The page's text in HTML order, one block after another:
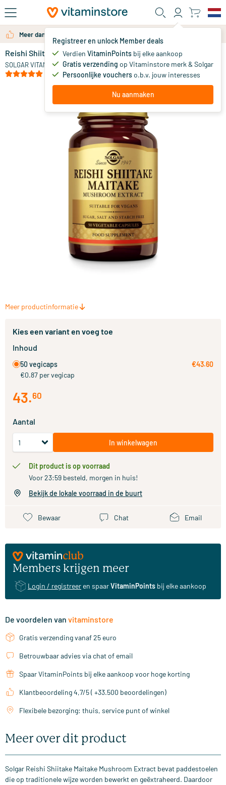
Ga naar de hoofdinhoud
Registreer en unlock Member deals
Verdien VitaminPoints bij elke aankoop
Gratis verzending op Vitaminstore merk & Solgar
Persoonlijke voucherso.b.v. jouw interesses
Nu aanmaken
Meer dan 325.000 tevreden klanten per jaar
Reishi Shiitake Maitake Extract
SOLGAR VITAMINS
43.
Meer productinformatie
Kies een variant en voeg toe
Inhoud
50 vegicaps
€0.87 per vegicap
€43.60
43.60
Aantal
In winkelwagen
Dit product is op voorraad
Voor 23:59 besteld, morgen in huis!
Bekijk de lokale voorraad in de buurt
Bewaar Chat Email
Members krijgen meer
Login / registreer en spaarVitaminPoints bij elke aankoop
De voordelen van vitaminstore
Gratis verzending vanaf 25 euro
Betrouwbaar advies via chat of email
Spaar VitaminPoints bij elke aankoop voor hoge korting
Klantbeoordeling 4,7/5 ( +33.500 beoordelingen)
Flexibele bezorging: thuis, service punt of winkel
Meer over dit product
Solgar Reishi Shiitake Maitake Mushroom Extract bevat paddestoelen
die op traditionele wijze worden bewerkt en geëxtraheerd. Daardoor